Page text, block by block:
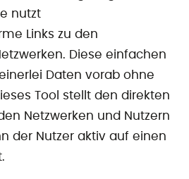
nutzt
Links zu den
Diese einfachen
Daten vorab ohne
Tool stellt den direkten
Netzwerken und Nutzern
der Nutzer aktiv auf einen